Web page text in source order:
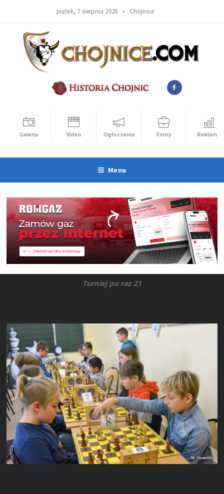
piątek, 7 sierpnia 2026 • Chojnice
Galeria Video Ogłoszenia Firmy Reklama
Menu
Turniej po raz 21